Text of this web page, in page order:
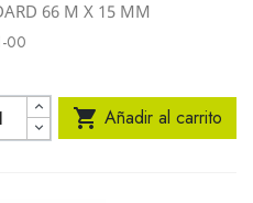
66 M X 15 MM
00
 Añadir al carrito